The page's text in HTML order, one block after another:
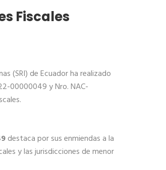
Fiscales
(SRI) de Ecuador ha realizado
00000049 y Nro. NAC-
destaca por sus enmiendas a la
y las jurisdicciones de menor